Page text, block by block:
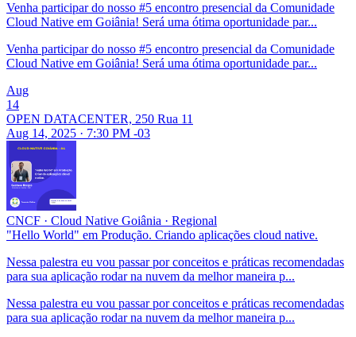
Venha participar do nosso #5 encontro presencial da Comunidade
Cloud Native em Goiânia! Será uma ótima oportunidade par...
Venha participar do nosso #5 encontro presencial da Comunidade
Cloud Native em Goiânia! Será uma ótima oportunidade par...
Aug
14
OPEN DATACENTER, 250 Rua 11
Aug 14, 2025 · 7:30 PM -03
CNCF · Cloud Native Goiânia · Regional
"Hello World" em Produção. Criando aplicações cloud native.
Nessa palestra eu vou passar por conceitos e práticas recomendadas
para sua aplicação rodar na nuvem da melhor maneira p...
Nessa palestra eu vou passar por conceitos e práticas recomendadas
para sua aplicação rodar na nuvem da melhor maneira p...